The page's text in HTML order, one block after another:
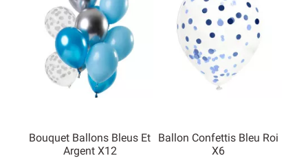
Bouquet Ballons Bleus Et
Argent X12
Ballon Confettis Bleu Roi
X6